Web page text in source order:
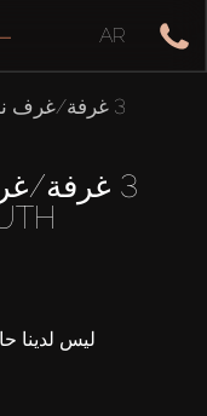
AR
3 غرفة/غرف نوم شقق في Al Barsha South
ليس لدينا